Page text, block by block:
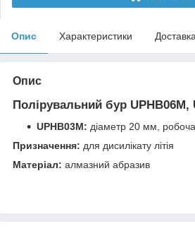
Опис Характеристики Доставка
Опис
Полірувальний бур UPHB06М,
UPHB03M: діаметр 20 мм,
Призначення: для дисилікату літія
Матеріал: алмазний абразив